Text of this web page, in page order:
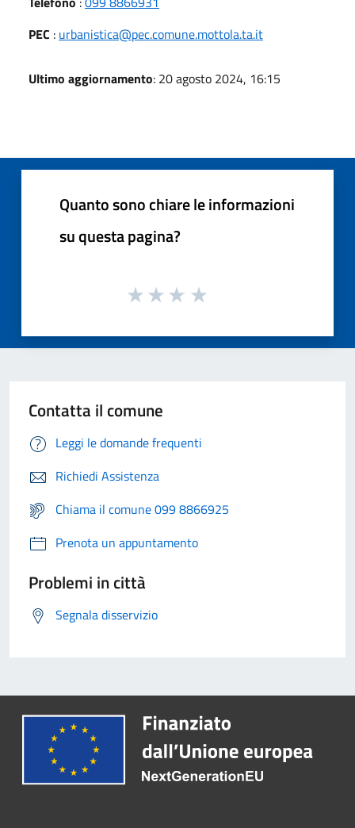
PEC : urbanistica@pec.comune.mottola.ta.it
Ultimo aggiornamento: 20 agosto 2024, 16:15
Quanto sono chiare le informazioni
su questa pagina?
Contatta il comune
Leggi le domande frequenti
Richiedi Assistenza
Chiama il comune 099 8866925
Prenota un appuntamento
Problemi in città
Segnala disservizio